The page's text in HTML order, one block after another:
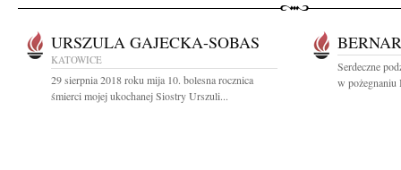
URSZULA GAJECKA-SOBAS
KATOWICE
29 sierpnia 2018 roku mija 10. bolesna rocznica
śmierci mojej ukochanej Siostry Urszuli...
Serdeczne
w pożegnaniu